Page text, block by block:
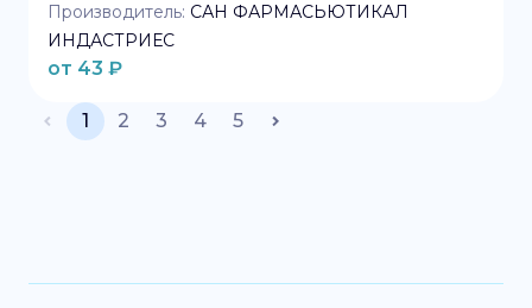
Производитель: САН ФАРМАСЬЮТИКАЛ
ИНДАСТРИЕС
от 43 ₽
1 2 3 4 5